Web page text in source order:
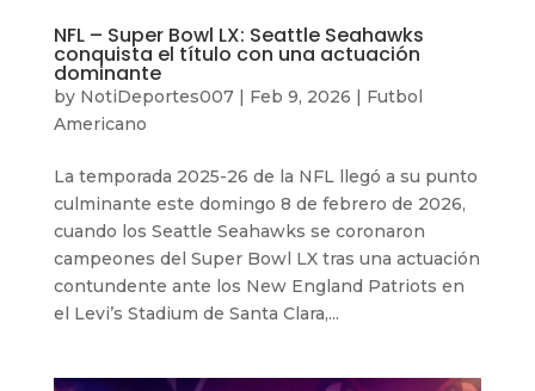
NFL – Super Bowl LX: Seattle Seahawks
conquista el título con una actuación
dominante
by NotiDeportes007| Feb 9, 2026 | Futbol
Americano
La temporada 2025-26 de la NFL llegó a su punto
culminante este domingo 8 de febrero de 2026,
cuando los Seattle Seahawks se coronaron
campeones del Super Bowl LX tras una actuación
contundente ante los New England Patriots en
el Levi’s Stadium de Santa Clara,...